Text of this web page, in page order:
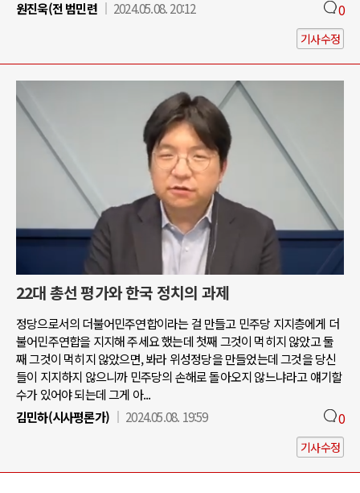
원진욱(전 범민련
2024.05.08. 20:12 0
기사수정
22대 총선 평가와 한국 정치의 과제
정당으로서의 더불어민주연합이라는 걸 만들고 민주당 지지층에게 더
불어민주연합을 지지해 주세요 했는데 첫째 그것이 먹히지 않았고 둘
째 그것이 먹히지 않았으면, 봐라 위성정당을 만들었는데 그것을 당신
들이 지지하지 않으니까 민주당의 손해로 돌아오지 않느냐라고 얘기할
수가 있어야 되는데 그게 아...
김민하(시사평론가)
2024.05.08. 19:59 0
기사수정